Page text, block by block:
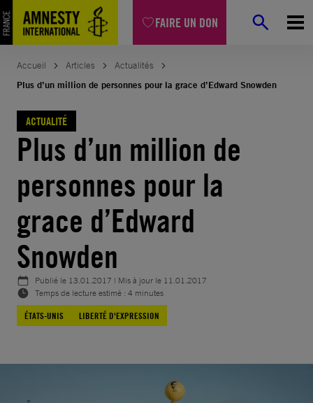
FAIRE UN DON
Aller
au
contenu
Accueil Articles
Actualités
Plus d’un million de personnes pour la grace d’Edward Snowden
ACTUALITÉ
Plus d’un million de
personnes pour la
grace d’Edward
Snowden
Publié le 13.01.2017 | Mis à jour le 11.01.2017
Temps de lecture estimé : 4 minutes
ÉTATS-UNIS
LIBERTÉ D'EXPRESSION